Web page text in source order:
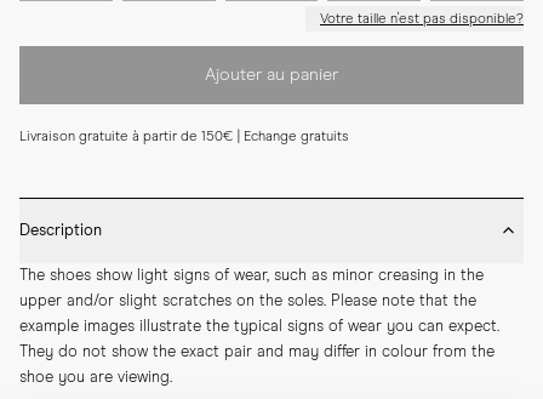
Votre taille n'est pas disponible?
Ajouter au panier
Livraison gratuite à partir de 150€ | Echange gratuits
Description
The shoes show light signs of wear, such as minor creasing in the
upper and/or slight scratches on the soles. Please note that the
example images illustrate the typical signs of wear you can expect.
They do not show the exact pair and may differ in colour from the
shoe you are viewing.